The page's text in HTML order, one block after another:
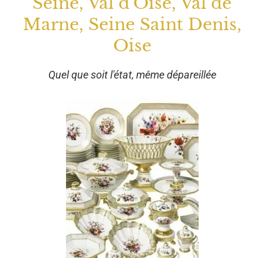
Marne, Seine Saint Denis,
Oise
Quel que soit l'état, même dépareillée